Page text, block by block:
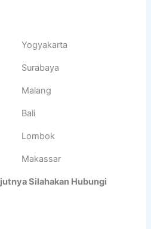
Yogyakarta
Surabaya
Malang
Bali
Lombok
Makassar
Silahakan Hubungi